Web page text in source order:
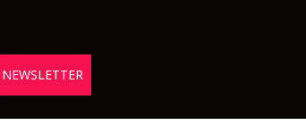
NEWSLETTER